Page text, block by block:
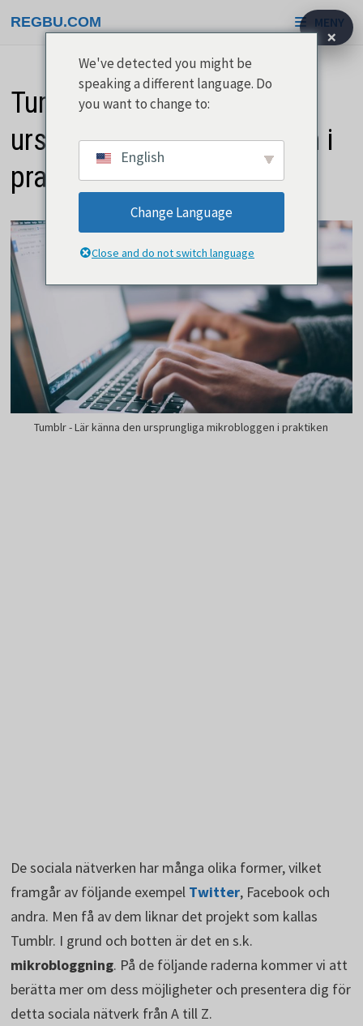
till
REGBU.COM MENY
Tumblr - Lär känna den
ursprungliga mikrobloggen i
praktiken
Tumblr - Lär känna den ursprungliga mikrobloggen i praktiken
De sociala nätverken har många olika former, vilket
framgår av följande exempel Twitter, Facebook och
andra. Men få av dem liknar det projekt som kallas
Tumblr. I grund och botten är det en s.k.
mikrobloggning. På de följande raderna kommer vi att
berätta mer om dess möjligheter och presentera dig för
detta sociala nätverk från A till Z.
×
We've detected you might be
speaking a different language. Do
you want to change to:
English
Change Language
Close and do not switch language